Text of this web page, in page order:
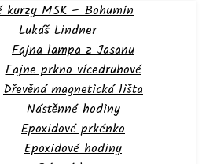
kurzy MSK – Bohumín
Lukáš Lindner
Fajna lampa z Jasanu
Fajne prkno vícedruhové
Dřevěná magnetická lišta
Nástěnné hodiny
Epoxidové prkénko
Epoxidové hodiny